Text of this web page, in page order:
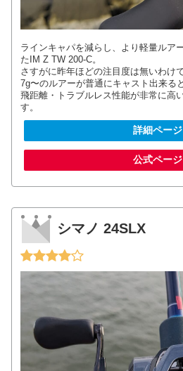
ラインキャパを減らし、より軽量ルア
たIM Z TW 200-C。
さすがに昨年ほどの注目度は無いわけ
7g〜のルアーが普通にキャスト出来る
飛距離・トラブルレス性能が非常に高
す。
詳細ページ
公式ページ
シマノ 24SLX